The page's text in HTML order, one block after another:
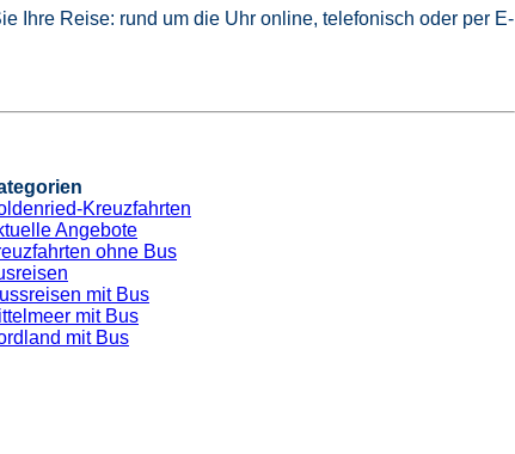
Ihre Reise: rund um die Uhr online, telefonisch oder per E-
Kreuzfahrten
Angebote
ohne Bus
mit Bus
mit Bus
mit Bus